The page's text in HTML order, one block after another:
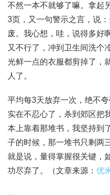
不然一本不就够了嘛。拿起
3页，又一句警示之言，说
废。我心想，哇，说得多好
又不行了，冲到卫生间洗个
光鲜一点的衣服都剪掉了，
人了。
平均每3天放弃一次，绝不
实在不忍心了，杀到郊区把
本上靠着那堆书，我坚持到
子的时候，那一堆书只剩两
就是说，量得掌握很关键，
功尽弃了。（文章来源： 优